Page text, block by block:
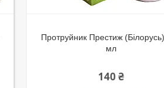
Протруйник Престиж
мл
140 ₴